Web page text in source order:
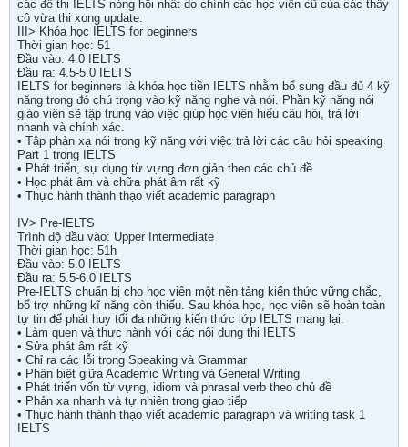
các đề thi IELTS nóng hổi nhất do chính các học viên cũ của các thầy
cô vừa thi xong update.
III> Khóa học IELTS for beginners
Thời gian học: 51
Đầu vào: 4.0 IELTS
Đầu ra: 4.5-5.0 IELTS
IELTS for beginners là khóa học tiền IELTS nhằm bổ sung đầu đủ 4 kỹ
năng trong đó chú trọng vào kỹ năng nghe và nói. Phần kỹ năng nói
giáo viên sẽ tập trung vào việc giúp học viên hiểu câu hỏi, trả lời
nhanh và chính xác.
• Tập phản xạ nói trong kỹ năng với việc trả lời các câu hỏi speaking
Part 1 trong IELTS
• Phát triển, sự dụng từ vựng đơn giản theo các chủ đề
• Học phát âm và chữa phát âm rất kỹ
• Thực hành thành thạo viết academic paragraph
IV> Pre-IELTS
Trình độ đầu vào: Upper Intermediate
Thời gian học: 51h
Đầu vào: 5.0 IELTS
Đầu ra: 5.5-6.0 IELTS
Pre-IELTS chuẩn bị cho học viên một nền tảng kiến thức vững chắc,
bổ trợ những kĩ năng còn thiếu. Sau khóa học, học viên sẽ hoàn toàn
tự tin để phát huy tối đa những kiến thức lớp IELTS mang lại.
• Làm quen và thực hành với các nội dung thi IELTS
• Sửa phát âm rất kỹ
• Chỉ ra các lỗi trong Speaking và Grammar
• Phân biệt giữa Academic Writing và General Writing
• Phát triển vốn từ vựng, idiom và phrasal verb theo chủ đề
• Phản xạ nhanh và tự nhiên trong giao tiếp
• Thực hành thành thạo viết academic paragraph và writing task 1
IELTS